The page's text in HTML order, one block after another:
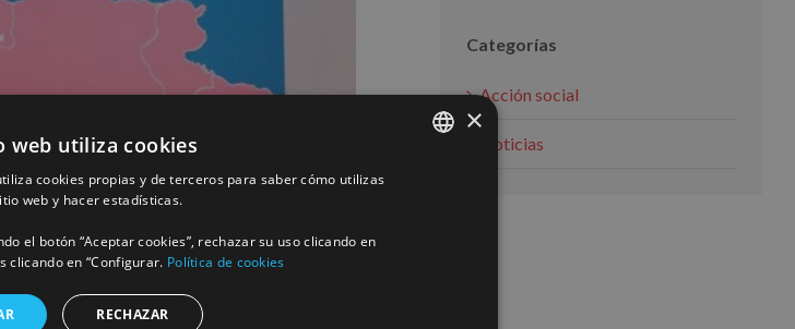
con nuevas líneas
MÁS INFORMACIÓN
Categorías
Acción social
Noticias
×
web utiliza cookies
utiliza cookies propias y de terceros para saber cómo utilizas
web y hacer estadísticas.
el botón “Aceptar cookies”, rechazar su uso clicando en
clicando en “Configurar. Política de cookies
RECHAZAR